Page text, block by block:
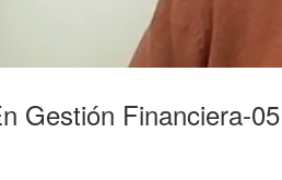
Gestión Financiera-05